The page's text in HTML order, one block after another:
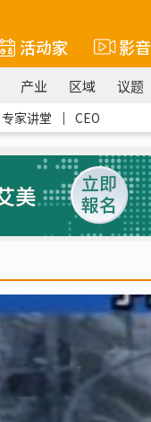
活动家 影音
产业 区域 议题
专家讲堂 ｜ CEO